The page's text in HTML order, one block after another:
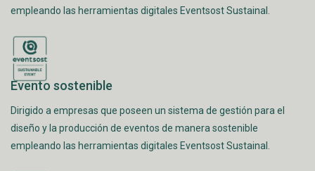
empleando las herramientas digitales Eventsost Sustainal.
Evento sostenible
Dirigido a empresas que poseen un sistema de gestión para el
diseño y la producción de eventos de manera sostenible
empleando las herramientas digitales Eventsost Sustainal.